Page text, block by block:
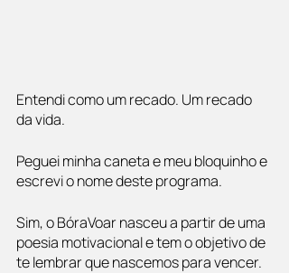
Entendi como um recado. Um recado
da vida.
Peguei minha caneta e meu bloquinho e
escrevi o nome deste programa.
Sim, o BóraVoar nasceu a partir de uma
poesia motivacional e tem o objetivo de
te lembrar que nascemos para vencer.